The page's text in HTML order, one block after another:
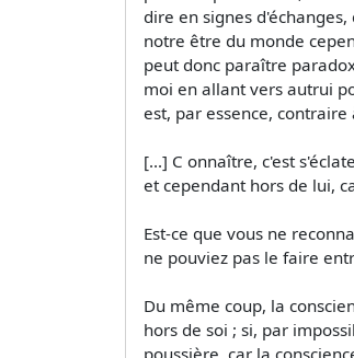
dire en signes
notre être du monde
peut donc paraître
moi en allant vers autrui
est, par essence, contraire
[...] C onnaître, c'est
et cependant hors de lui,
Est-ce que vous ne
ne pouviez pas le faire
Du même coup, la
hors de soi ; si, par